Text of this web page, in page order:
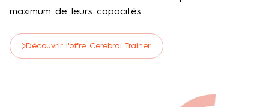
maximum de leurs capacités.
Découvrir l'offre Cerebral Trainer